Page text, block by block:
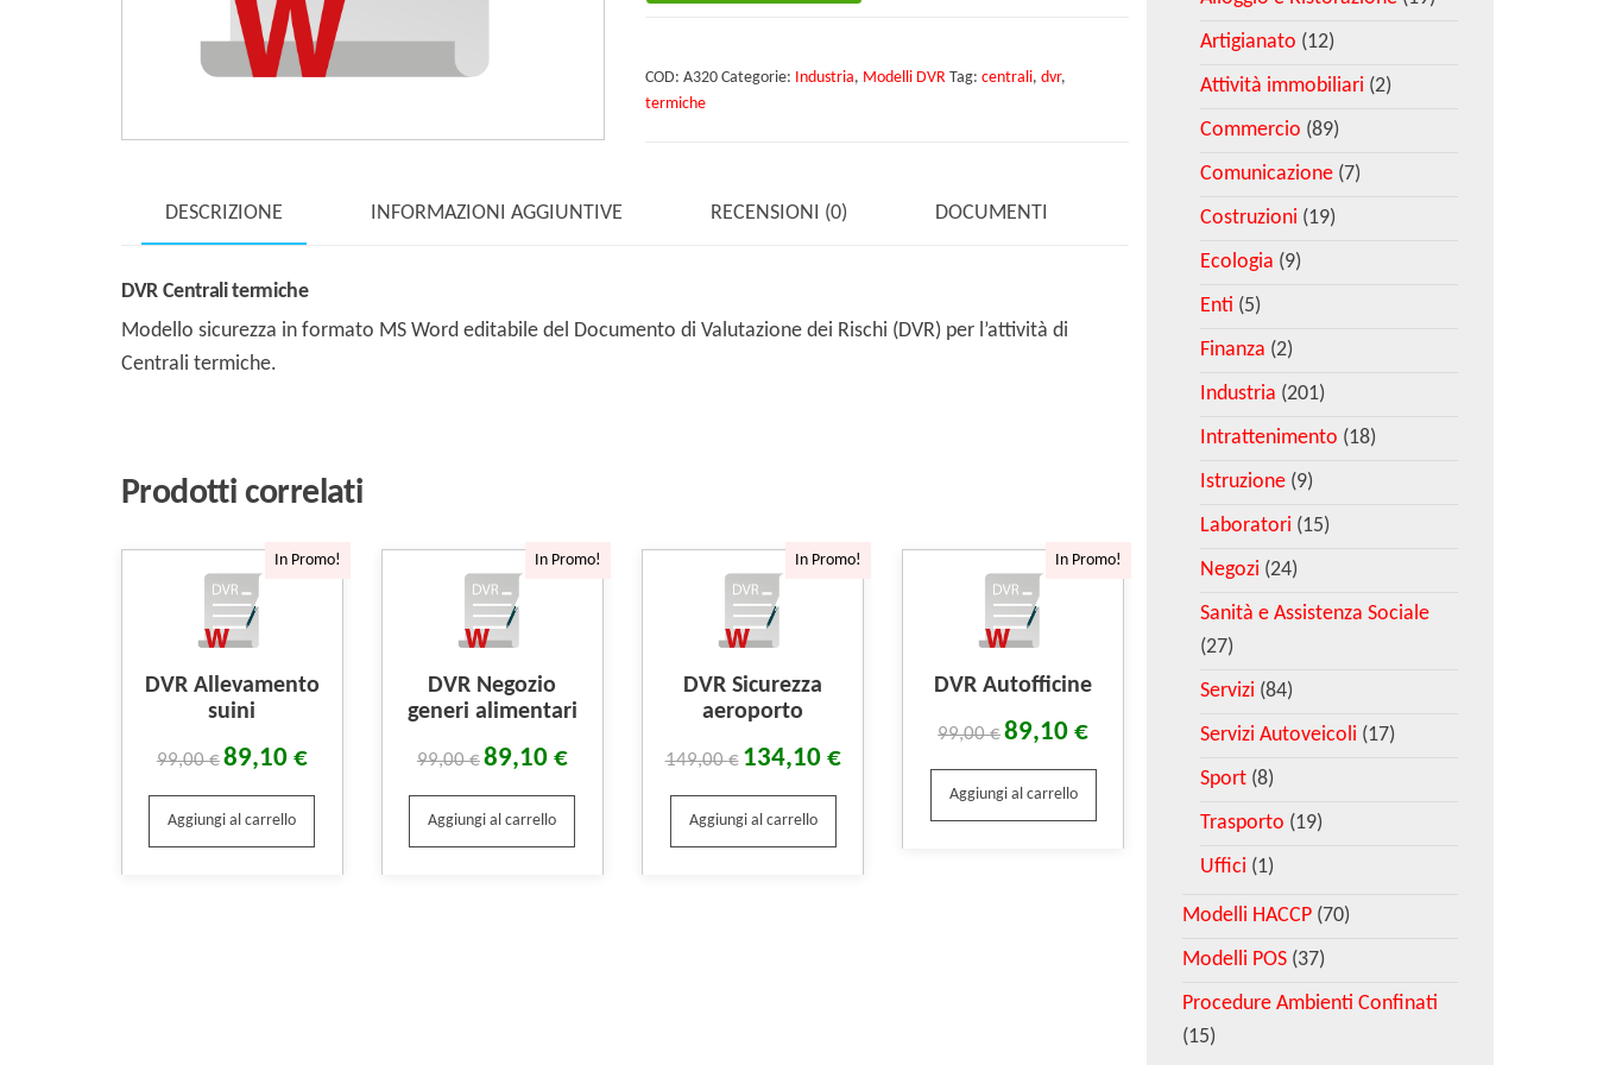
COD: A320 Categorie: Industria, Modelli DVR Tag: centrali, dvr,
termiche
DESCRIZIONE INFORMAZIONI AGGIUNTIVE RECENSIONI (0) DOCUMENTI
DVR Centrali termiche
Modello sicurezza in formato MS Word editabile del Documento di Valutazione dei Rischi (DVR) per l’attività di
Centrali termiche.
Prodotti correlati
In Promo!
DVR Allevamento
suini
99,00€89,10 €
Aggiungi al carrello
In Promo!
DVR Negozio
generi alimentari
99,00€89,10 €
Aggiungi al carrello
In Promo!
DVR Sicurezza
aeroporto
149,00€ 134,10 €
Aggiungi al carrello
In Promo!
DVR Autofficine
99,00€89,10€
Aggiungi al carrello
Artigianato (12)
Attività immobiliari (2)
Commercio (89)
Comunicazione (7)
Costruzioni (19)
Ecologia (9)
Enti (5)
Finanza (2)
Industria (201)
Intrattenimento (18)
Istruzione (9)
Laboratori (15)
Negozi (24)
Sanità e Assistenza Sociale
(27)
Servizi (84)
Servizi Autoveicoli (17)
Sport (8)
Trasporto (19)
Uffici (1)
Modelli HACCP (70)
Modelli POS (37)
Procedure Ambienti Confinati
(15)